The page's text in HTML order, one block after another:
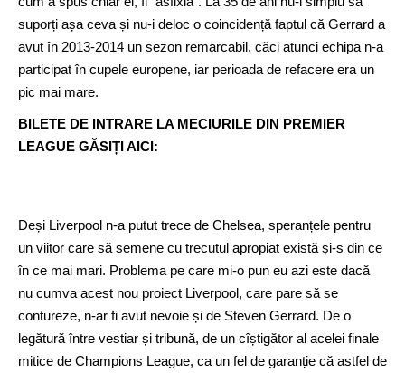
suporți așa ceva și nu-i deloc o coincidență faptul că Gerrard a
avut în 2013-2014 un sezon remarcabil, căci atunci echipa n-a
participat în cupele europene, iar perioada de refacere era un
pic mai mare.
BILETE DE INTRARE LA MECIURILE DIN PREMIER
LEAGUE GĂSIȚI AICI:
Deși Liverpool n-a putut trece de Chelsea, speranțele pentru
un viitor care să semene cu trecutul apropiat există și-s din ce
în ce mai mari. Problema pe care mi-o pun eu azi este dacă
nu cumva acest nou proiect Liverpool, care pare să se
contureze, n-ar fi avut nevoie și de Steven Gerrard. De o
legătură între vestiar și tribună, de un cîștigător al acelei finale
mitice de Champions League, ca un fel de garanție că astfel de